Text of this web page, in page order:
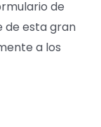
de
de esta gran
a los